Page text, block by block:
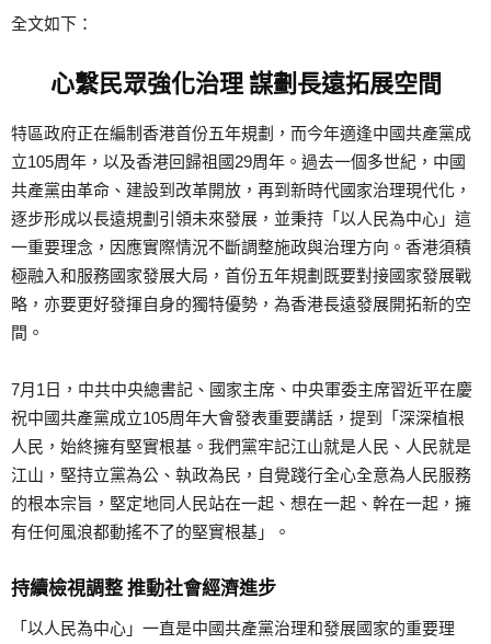
全文如下：
心繫民眾強化治理 謀劃長遠拓展空間
特區政府正在編制香港首份五年規劃，而今年適逢中國共產黨成
立105周年，以及香港回歸祖國29周年。過去一個多世紀，中國
共產黨由革命、建設到改革開放，再到新時代國家治理現代化，
逐步形成以長遠規劃引領未來發展，並秉持「以人民為中心」這
一重要理念，因應實際情況不斷調整施政與治理方向。香港須積
極融入和服務國家發展大局，首份五年規劃既要對接國家發展戰
略，亦要更好發揮自身的獨特優勢，為香港長遠發展開拓新的空
間。
7月1日，中共中央總書記、國家主席、中央軍委主席習近平在慶
祝中國共產黨成立105周年大會發表重要講話，提到「深深植根
人民，始終擁有堅實根基。我們黨牢記江山就是人民、人民就是
江山，堅持立黨為公、執政為民，自覺踐行全心全意為人民服務
的根本宗旨，堅定地同人民站在一起、想在一起、幹在一起，擁
有任何風浪都動搖不了的堅實根基」。
持續檢視調整 推動社會經濟進步
「以人民為中心」一直是中國共產黨治理和發展國家的重要理